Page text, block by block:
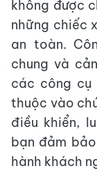
không được
những chiếc
an toàn.
chung và
các công cụ
thuộc vào
điều khiển,
bạn đảm
hành khách